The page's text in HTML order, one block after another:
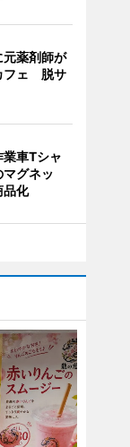
薬剤師が
フェ 脱サ
業車Tシャ
グネッ
化